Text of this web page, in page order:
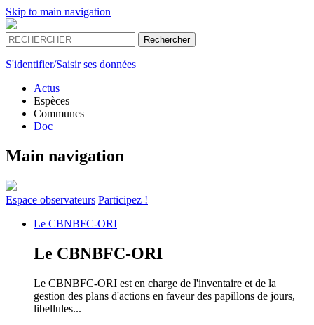
Skip to main navigation
S'identifier/Saisir ses données
Actus
Espèces
Communes
Doc
Main navigation
Espace observateurs Participez !
Le CBNBFC-ORI
Le CBNBFC-ORI
Le CBNBFC-ORI est en charge de l'inventaire et de la
gestion des plans d'actions en faveur des papillons de jours,
libellules...